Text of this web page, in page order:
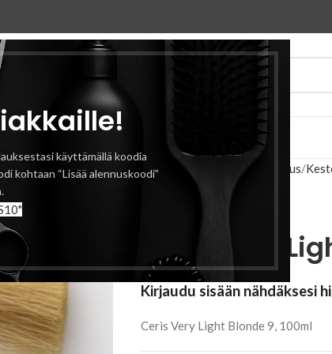
käyttämällä koodia
kohtaan “Lisää alennuskoodi”Etusivu Hiusvärit ja vaalennus
Ceris Very Light Blonde 9
Ceris Very
Kirjaudu sisään nähdäksesi
Ceris Very Light Blonde 9, 100ml